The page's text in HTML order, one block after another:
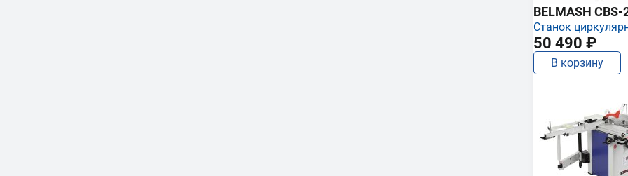
BELMASH CBS-
Станок
50 490 ₽
В корзину